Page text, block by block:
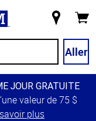
magasin
Aller
JOUR GRATUITE
valeur de 75 $
plus